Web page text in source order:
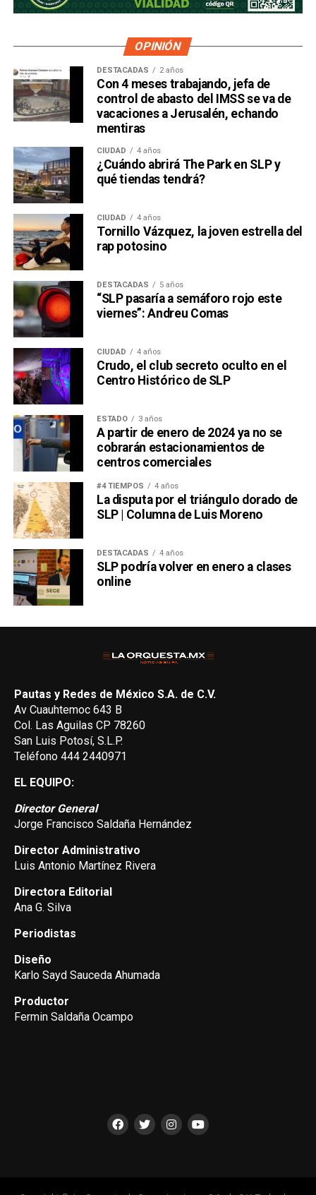
OPINIÓN
DESTACADAS 2 años
Con 4 meses trabajando, jefa de
control de abasto del IMSS se va de
vacaciones a Jerusalén, echando
mentiras
CIUDAD 4 años
¿Cuándo abrirá The Park en SLP y
qué tiendas tendrá?
CIUDAD 4 años
Tornillo Vázquez, la joven estrella del
rap potosino
DESTACADAS 5 años
“SLP pasaría a semáforo rojo este
viernes”: Andreu Comas
CIUDAD 4 años
Crudo, el club secreto oculto en el
Centro Histórico de SLP
ESTADO 3 años
A partir de enero de 2024 ya no se
cobrarán estacionamientos de
centros comerciales
#4 TIEMPOS 4 años
La disputa por el triángulo dorado de
SLP | Columna de Luis Moreno
DESTACADAS 4 años
SLP podría volver en enero a clases
online
Pautas y Redes de México S.A. de C.V.
Av Cuauhtemoc 643 B
Col. Las Aguilas CP 78260
San Luis Potosí, S.L.P.
Teléfono 444 2440971
EL EQUIPO:
Director General
Jorge Francisco Saldaña Hernández
Director Administrativo
Luis Antonio Martínez Rivera
Directora Editorial
Ana G. Silva
Periodistas
Diseño
Karlo Sayd Sauceda Ahumada
Productor
Fermin Saldaña Ocampo